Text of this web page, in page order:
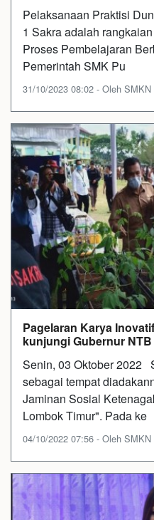
Pelaksanaan Praktisi
1 Sakra adalah
Proses Pembelajaran
Pemerintah SMK Pu
31/10/2023 08:02 - Oleh
Pagelaran Karya
kunjungi Gubernur NTB
Senin, 03 Oktober 2022
sebagai tempat
Jaminan Sosial
Lombok Timur". Pada ke
04/10/2022 07:56 - Oleh